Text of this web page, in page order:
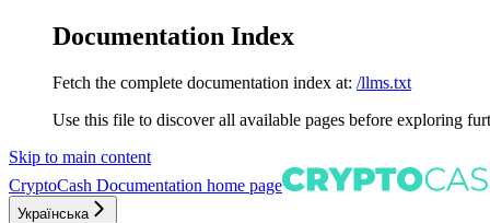
Documentation Index
Fetch the complete documentation index at: /llms.txt
Use this file to discover all available pages before exploring
Skip to main content
CryptoCash Documentation home page
Українська